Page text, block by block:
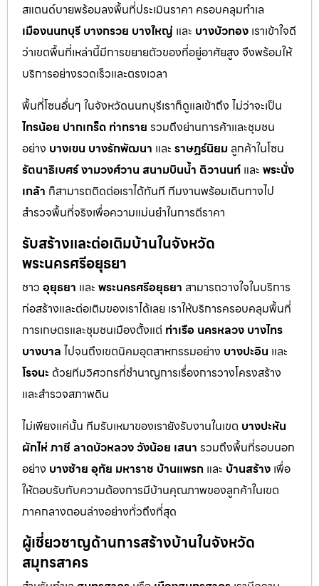
สแตนด์บายพร้อมลงพื้นที่ประเมินราคา ครอบคลุมทำเล
เมืองนนทบุรี บางกรวย บางใหญ่ และ บางบัวทอง เราเข้าใจดี
ว่าเขตพื้นที่เหล่านี้มีการขยายตัวของที่อยู่อาศัยสูง จึงพร้อมให้
บริการอย่างรวดเร็วและตรงเวลา
พื้นที่โซนอื่นๆ ในจังหวัดนนทบุรีเราก็ดูแลเข้าถึง ไม่ว่าจะเป็น
ไทรน้อย ปากเกร็ด ท่าทราย รวมถึงย่านการค้าและชุมชน
อย่าง บางเขน บางรักพัฒนา และ ราษฎร์นิยม ลูกค้าในโซน
รัตนาธิเบศร์งามวงศ์วาน สนามบินน้ำ ติวานนท์ และ พระนั่ง
เกล้า ก็สามารถติดต่อเราได้ทันที ทีมงานพร้อมเดินทางไป
สำรวจพื้นที่จริงเพื่อความแม่นยำในการตีราคา
รับสร้างและต่อเติมบ้านในจังหวัด
พระนครศรีอยุธยา
ชาว อุยุธยา และ พระนครศรีอยุธยา สามารถวางใจในบริการ
ก่อสร้างและต่อเติมของเราได้เลย เราให้บริการครอบคลุมพื้นที่
การเกษตรและชุมชนเมืองตั้งแต่ ท่าเรือ นครหลวง บางไทร
บางบาล ไปจนถึงเขตนิคมอุตสาหกรรมอย่าง บางปะอิน และ
โรจนะ ด้วยทีมวิศวกรที่ชำนาญการเรื่องการวางโครงสร้าง
และสำรวจสภาพดิน
ไม่เพียงแค่นั้น ทีมรับเหมาของเรายังรับงานในเขต บางปะหัน
ผักไห่ภาชี ลาดบัวหลวงวังน้อย เสนา รวมถึงพื้นที่รอบนอก
อย่าง บางซ้าย อุทัย มหาราช บ้านแพรก และ บ้านสร้าง เพื่อ
ให้ตอบรับกับความต้องการมีบ้านคุณภาพของลูกค้าในเขต
ภาคกลางตอนล่างอย่างทั่วถึงที่สุด
ผู้เชี่ยวชาญด้านการสร้างบ้านในจังหวัด
สมุทรสาคร